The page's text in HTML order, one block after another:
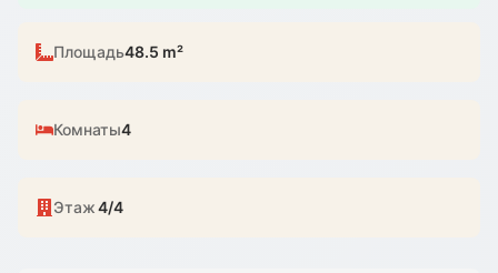
Площадь48.5 m²
Комнаты4
Этаж4/4